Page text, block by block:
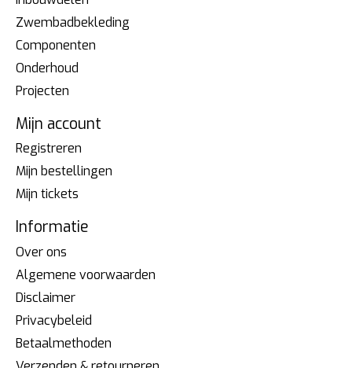
Zwembadbekleding
Componenten
Onderhoud
Projecten
Mijn account
Registreren
Mijn bestellingen
Mijn tickets
Informatie
Over ons
Algemene voorwaarden
Disclaimer
Privacybeleid
Betaalmethoden